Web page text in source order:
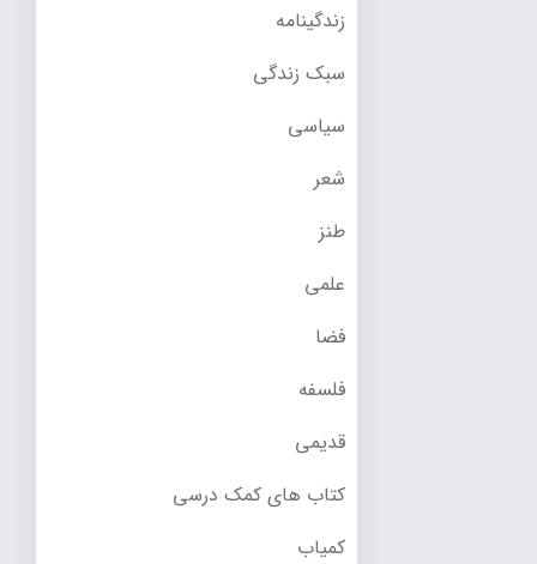
زندگینامه
سبک زندگی
سیاسی
شعر
طنز
علمی
فضا
فلسفه
قدیمی
کتاب های کمک درسی
کمیاب